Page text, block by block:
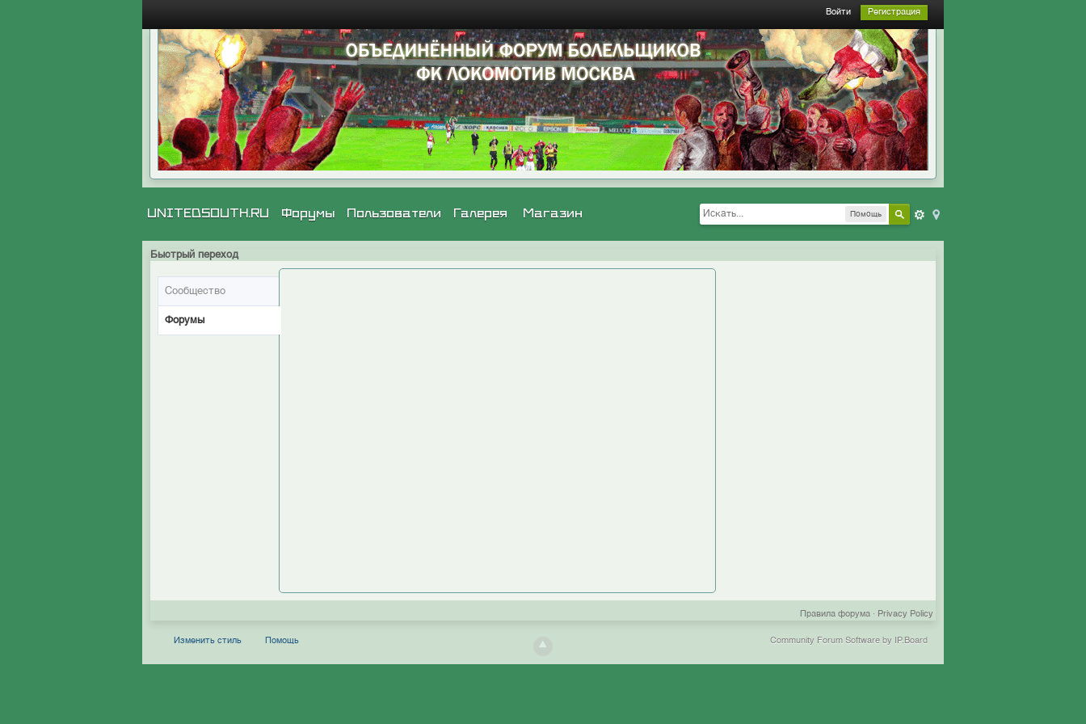
Войти Регистрация
Помощь
UNITEDSOUTH.RU Галерея Магазин
Форумы Пользователи
Быстрый переход
Сообщество
Форумы
Privacy Policy
Правила форума ·
Изменить стиль Помощь Community Forum Software by IP.Board